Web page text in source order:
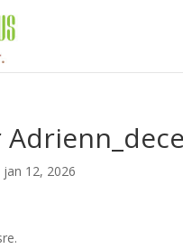
jan 12, 2026